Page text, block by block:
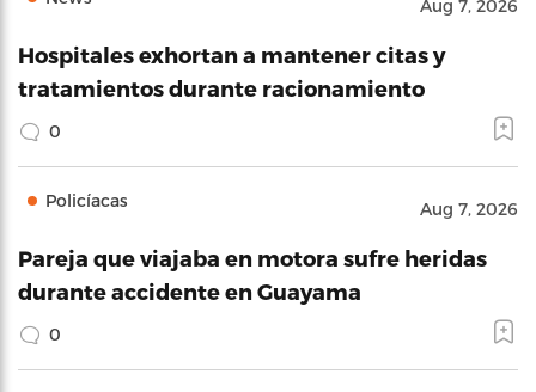
Aug 7, 2026
Hospitales exhortan a mantener citas y
tratamientos durante racionamiento
0
Policíacas Aug 7, 2026
Pareja que viajaba en motora sufre heridas
durante accidente en Guayama
0